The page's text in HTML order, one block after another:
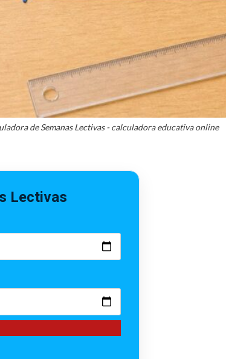
de Semanas Lectivas - calculadora educativa online
Lectivas